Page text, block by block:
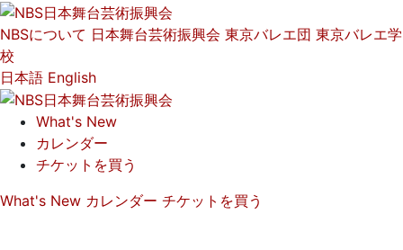
NBSについて 日本舞台芸術振興会 東京バレエ団 東京バレエ学
校
日本語 English
What's New
カレンダー
チケットを買う
What's New カレンダー チケットを買う